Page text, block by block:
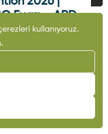
Fuarı – ABD
kullanıyoruz.